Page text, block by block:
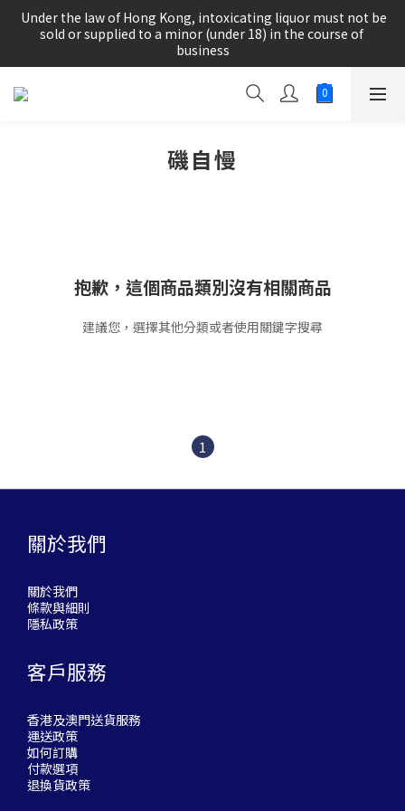
根據香港法律，不得在業務過程中，向未成年人(18歲以下人士)售
賣或供應令人醺醉的酒類。
sold or supplied to a minor (under 18) in the course of
business
根據香港法律，不得在業務過程中，向未成年人(18歲以下人士)售
磯自慢
抱歉，這個商品類別沒有相關商品
建議您，選擇其他分類或者使用關鍵字搜尋
1
關於我們
關於我們
條款與細則
隱私政策
客戶服務
香港及澳門送貨服務
運送政策
如何訂購
付款選項
退換貨政策